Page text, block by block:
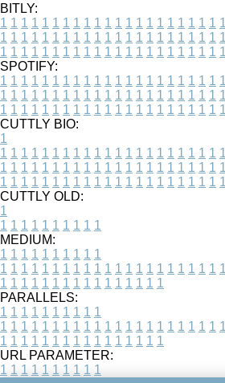
BITLY:
1 1 1 1 1 1 1 1 1 1 1 1 1 1 1 1 1 1 1 1 1 1
1 1 1 1 1 1 1 1 1 1 1 1 1 1 1 1 1 1 1 1 1 1
1 1 1 1 1 1 1 1 1 1 1 1 1 1 1 1 1 1 1 1 1 1
SPOTIFY:
1 1 1 1 1 1 1 1 1 1 1 1 1 1 1 1 1 1 1 1 1 1
1 1 1 1 1 1 1 1 1 1 1 1 1 1 1 1 1 1 1 1 1 1
1 1 1 1 1 1 1 1 1 1 1 1 1 1 1 1 1 1 1 1 1 1
CUTTLY BIO:
1
1 1 1 1 1 1 1 1 1 1 1 1 1 1 1 1 1 1 1 1 1 1
1 1 1 1 1 1 1 1 1 1 1 1 1 1 1 1 1 1 1 1 1 1
1 1 1 1 1 1 1 1 1 1 1 1 1 1 1 1 1 1 1 1 1 1
CUTTLY OLD:
1
1 1 1 1 1 1 1 1 1 1
MEDIUM:
1 1 1 1 1 1 1 1 1 1
1 1 1 1 1 1 1 1 1 1 1 1 1 1 1 1 1 1 1 1 1 1
1 1 1 1 1 1 1 1 1 1 1 1 1 1 1 1
PARALLELS:
1 1 1 1 1 1 1 1 1 1
1 1 1 1 1 1 1 1 1 1 1 1 1 1 1 1 1 1 1 1 1 1
1 1 1 1 1 1 1 1 1 1 1 1 1 1 1 1
URL PARAMETER:
1 1 1 1 1 1 1 1 1 1